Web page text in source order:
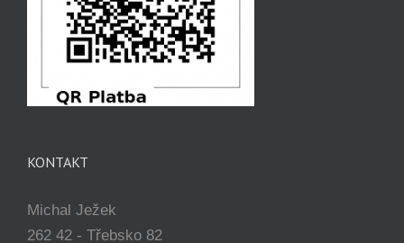
KONTAKT
Michal Ježek
262 42 - Třebsko 82